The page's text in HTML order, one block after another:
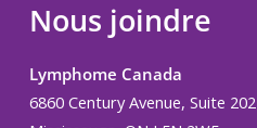
Nous joindre
Lymphome Canada
6860 Century Avenue, Suite 202